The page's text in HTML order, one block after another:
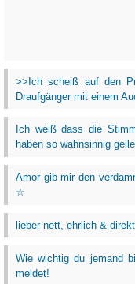
>>Ich scheiß auf den
Draufgänger mit einem
Ich weiß dass die
haben so wahnsinnig
Amor gib mir den
☆
lieber nett, ehrlich &
Wie wichtig du jemand
meldet!